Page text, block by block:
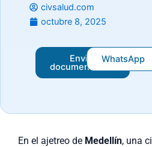
civsalud.com
octubre 8, 2025
Enviar
documentación
WhatsApp
En el ajetreo de Medellín, una